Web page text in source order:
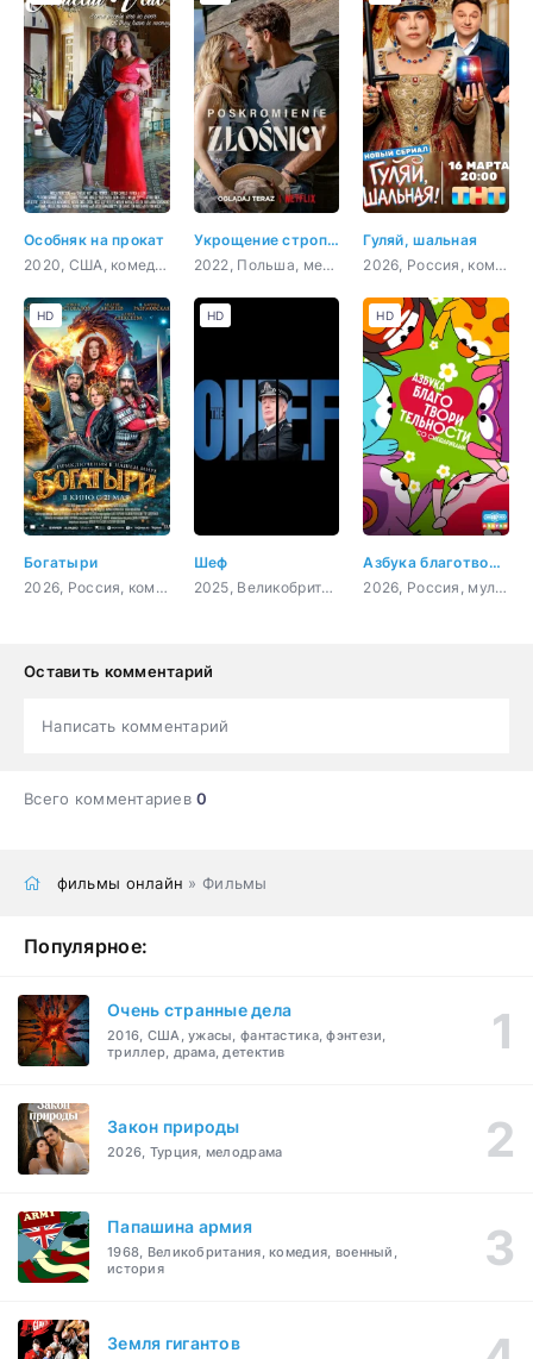
Особняк на прокат
2020, США, комедия
Укрощение строптивой
2022, Польша, мелодрама, комедия
Гуляй, шальная
2026, Россия, комедия
Богатыри
2026, Россия, комедия, семейный, фэнтези
HD
Шеф
2025, Великобритания, комедия
HD
Азбука благотворительности со Смешариками
2026, Россия, мультфильм, детский, комедия, семейный
HD
Оставить комментарий
Написать комментарий
Всего комментариев0
фильмы онлайн » Фильмы
Популярное:
Очень странные дела
2016, США, ужасы, фантастика, фэнтези,
триллер, драма, детектив
Закон природы
2026, Турция, мелодрама
Папашина армия
1968, Великобритания, комедия, военный,
история
Земля гигантов